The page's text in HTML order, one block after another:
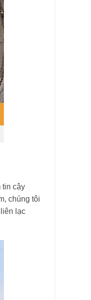
tin cậy
chúng tôi
lạc